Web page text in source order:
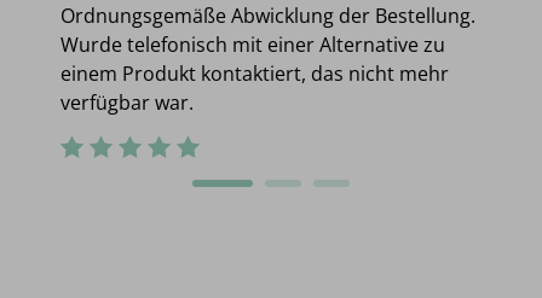
Ordnungsgemäße Abwicklung der Bestellung.
Wurde telefonisch mit einer Alternative zu
einem Produkt kontaktiert, das nicht mehr
verfügbar war.